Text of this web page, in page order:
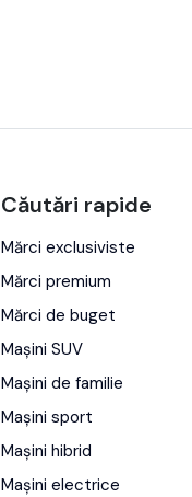
Căutări rapide
Mărci exclusiviste
Mărci premium
Mărci de buget
Mașini SUV
Mașini de familie
Mașini sport
Mașini hibrid
Mașini electrice